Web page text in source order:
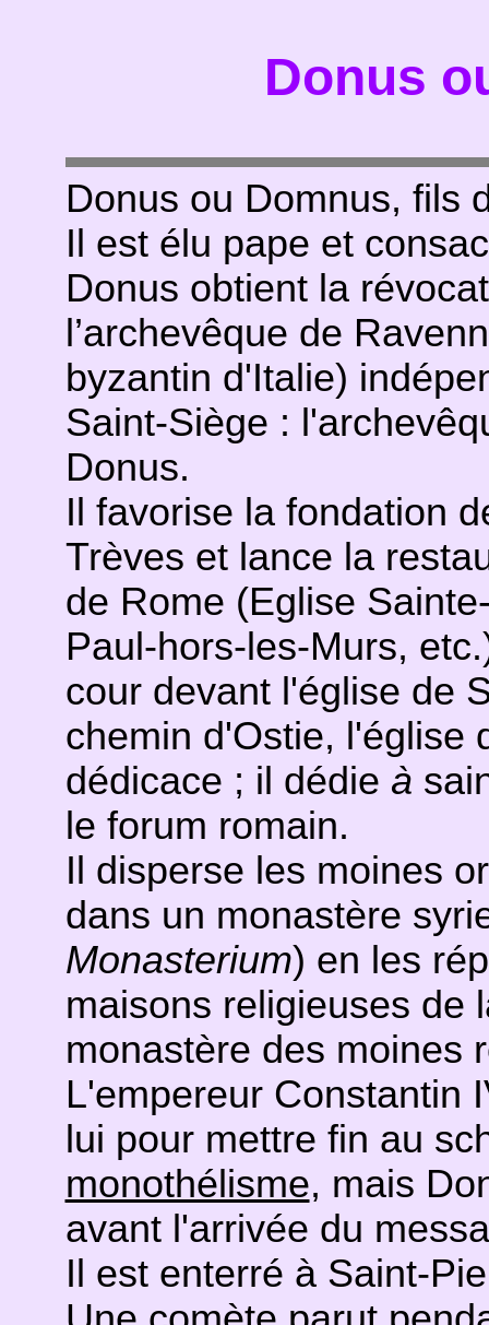
Donus
Donus ou Domnus, fils
Il est élu pape et
Donus obtient la
l’archevêque de
byzantin d'Italie)
Saint-Siège :
Donus.
Il favorise la fondation
Trèves et lance la
de Rome (Eglise
Paul-hors-les-Murs,
cour devant l'église de
chemin d'Ostie, l'église
dédicace ; il dédie à
le forum romain.
Il disperse les moines
dans un monastère
Monasterium) en les
maisons religieuses de
monastère des moines
L'empereur Constantin
lui pour mettre fin au
monothélisme, mais
avant l'arrivée du
Il est enterré à Saint-